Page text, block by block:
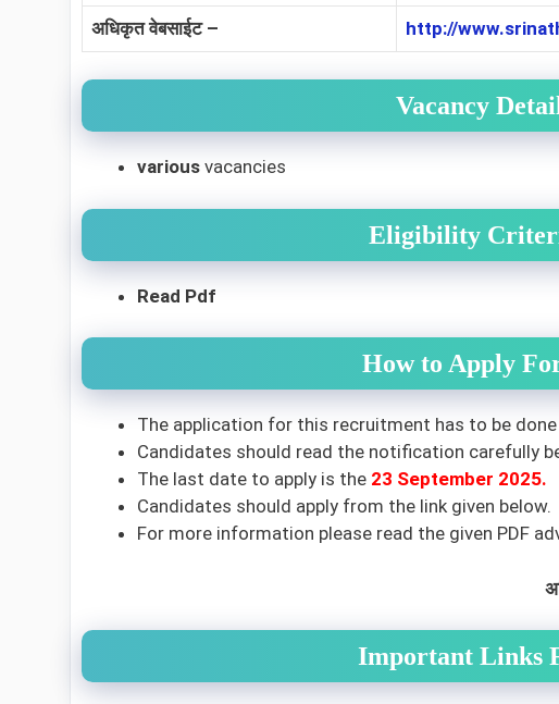
अधिकृत वेबसाईट – http://
Vacancy
various vacancies
Eligibility
Read Pdf
How to Apply
The application for this recruitment has to be
Candidates should read the notification carefully
The last date to apply is the23 September 2025.
Candidates should apply from the link given below.
For more information please read the given PDF
Important Links